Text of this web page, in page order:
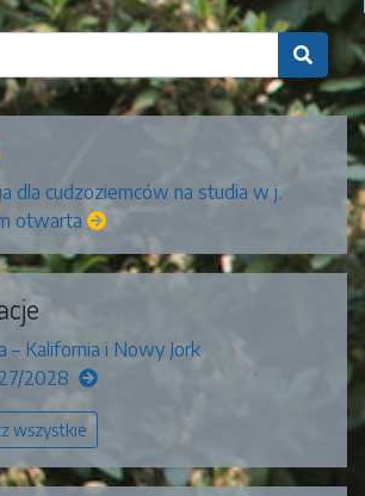

dla cudzoziemców na studia w j.
otwarta
– Kalifornia i Nowy Jork
2028
wszystkie